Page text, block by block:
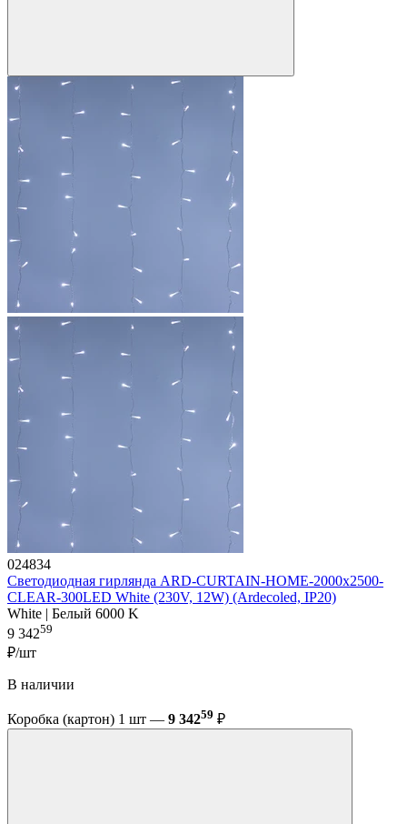
024834
Светодиодная гирлянда ARD-CURTAIN-HOME-2000x2500-
CLEAR-300LED White (230V, 12W) (Ardecoled, IP20)
White | Белый 6000 K
9 34259
₽/шт
В наличии
Коробка (картон) 1 шт — 9 34259 ₽